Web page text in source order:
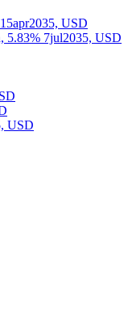
USD
5.83% 7jul2035, USD
USD